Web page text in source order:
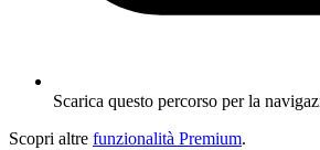
Scarica questo percorso per la
Scopri altre funzionalità Premium.